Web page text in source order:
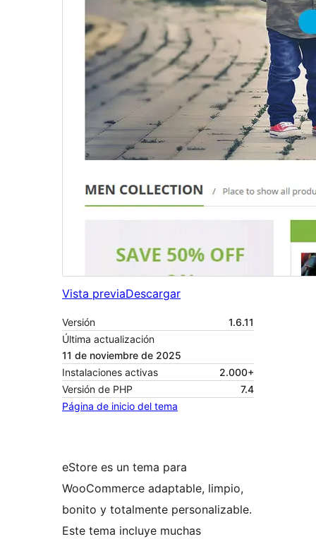
Vista previaDescargar
Versión
1.6.11
Última actualización
11 de noviembre de 2025
Instalaciones activas
2.000+
Versión de PHP
7.4
Página de inicio del tema
eStore es un tema para
WooCommerce adaptable, limpio,
bonito y totalmente personalizable.
Este tema incluye muchas